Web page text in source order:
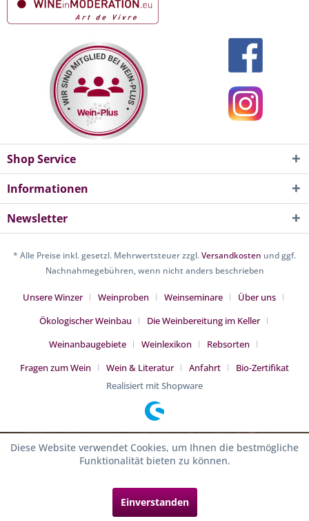
Shop Service
Informationen
Newsletter
* Alle Preise inkl. gesetzl. Mehrwertsteuer zzgl.Versandkosten und ggf.
Nachnahmegebühren, wenn nicht anders beschrieben
Unsere Winzer Weinproben Weinseminare
Über uns
Ökologischer Weinbau
Die Weinbereitung im Keller
Weinanbaugebiete
Weinlexikon
Rebsorten
Fragen zum Wein
Wein & Literatur Anfahrt
Bio-Zertifikat
Realisiert mit Shopware
Diese Website verwendet Cookies, um Ihnen die bestmögliche
Funktionalität bieten zu können.
Einverstanden